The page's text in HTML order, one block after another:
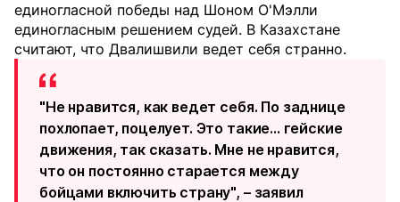
единогласной победы над Шоном О'Мэлли
единогласным решением судей. В Казахстане
считают, что Двалишвили ведет себя странно.
"Не нравится, как ведет себя. По заднице
похлопает, поцелует. Это такие... гейские
движения, так сказать. Мне не нравится,
что он постоянно старается между
бойцами включить страну", – заявил